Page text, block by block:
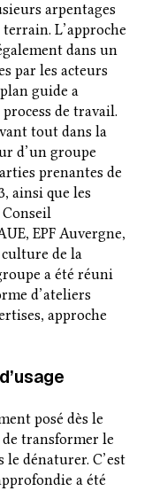
arpentages
L’approche
dans un
par les acteurs
guide a
de travail.
tout dans la
d’un groupe
prenantes de
ainsi que les
Conseil
EPF Auvergne,
de la
a été réuni
d’ateliers
approche
posé dès le
de transformer le
dénaturer. C’est
a été